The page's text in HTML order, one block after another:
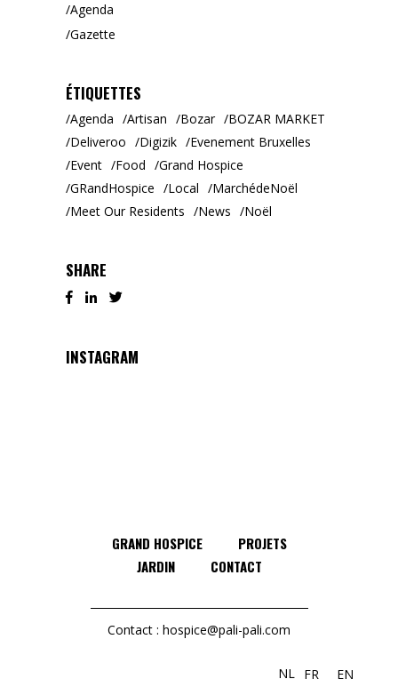
Agenda
Gazette
ÉTIQUETTES
Agenda Artisan Bozar
BOZAR MARKET
Deliveroo
Digizik
Evenement Bruxelles
Event
Food
Grand Hospice
GRandHospice
Local
MarchédeNoël
Meet Our Residents
News Noël
SHARE
INSTAGRAM
GRAND HOSPICE
PROJETS
JARDIN
CONTACT
Contact : hospice@pali-pali.com
NL FR EN